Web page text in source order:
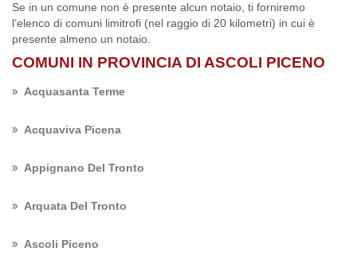
Se in un comune non è presente alcun notaio, ti forniremo
l’elenco di comuni limitrofi (nel raggio di 20 kilometri) in cui è
presente almeno un notaio.
COMUNI IN PROVINCIA DI ASCOLI PICENO
Acquasanta Terme
Acquaviva Picena
Appignano Del Tronto
Arquata Del Tronto
Ascoli Piceno